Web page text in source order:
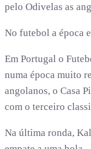
pelo Odivelas as
No futebol a época
Em Portugal o
numa época muito
angolanos, o Casa
com o terceiro
Na última ronda,